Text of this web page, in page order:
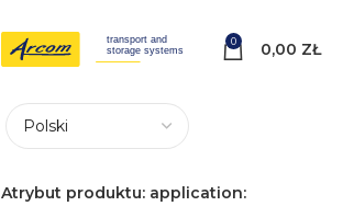
0 0,00 ZŁ
Atrybut produktu: application: